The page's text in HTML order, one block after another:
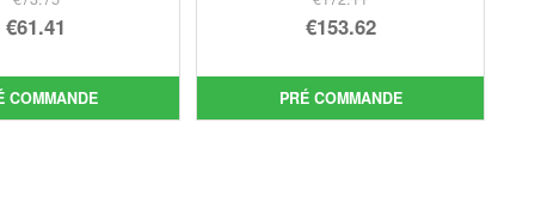
Le
initial
était :
€61.41
prix
actuel
COMMANDE
Le
initial
était :
€153.62
prix
actuel
PRÉ COMMANDE